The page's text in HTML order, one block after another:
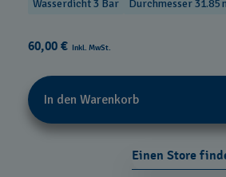
Wasserdicht 3 Bar Durchmesser 31.85
60,00 € Inkl. MwSt.
In den Warenkorb
Einen Store